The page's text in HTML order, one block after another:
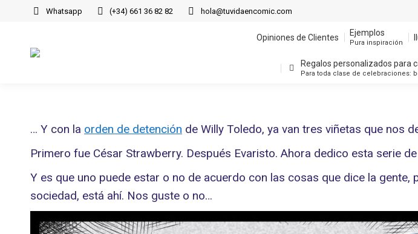
Whatsapp (+34) 661 36 82 82 hola@tuvidaencomic.com
Opiniones de Clientes Ejemplos
Pura inspiración
Regalos personalizados para
Para toda clase de celebraciones:
… Y con la orden de detención de Willy Toledo, ya van tres viñetas que nos
Primero fue César Strawberry. Después Evaristo. Ahora dedico esta serie
Y es que uno puede estar o no de acuerdo con las cosas que dice la
sociedad, está ahí. Nos guste o no…
Opiniones de Clientes
Regalos personalizados para